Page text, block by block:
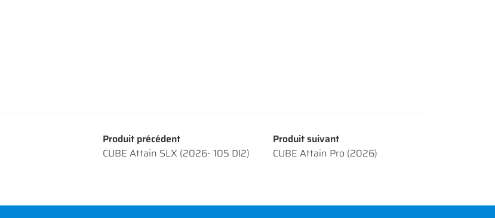
Produit précédent
CUBE Attain SLX (2026- 105 DI2)
Produit suivant
CUBE Attain Pro (2026)